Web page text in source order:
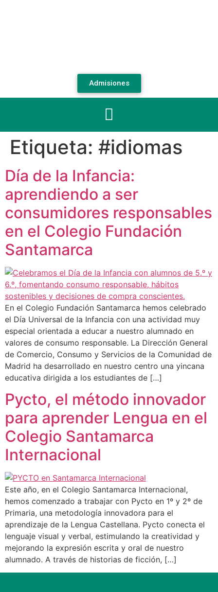
Admisiones
Etiqueta: #idiomas
Día de la Infancia:
aprendiendo a ser
consumidores responsables
en el Colegio Fundación
Santamarca
En el Colegio Fundación Santamarca hemos celebrado
el Día Universal de la Infancia con una actividad muy
especial orientada a educar a nuestro alumnado en
valores de consumo responsable. La Dirección General
de Comercio, Consumo y Servicios de la Comunidad de
Madrid ha desarrollado en nuestro centro una yincana
educativa dirigida a los estudiantes de […]
Pycto, el método innovador
para aprender Lengua en el
Colegio Santamarca
Internacional
Este año, en el Colegio Santamarca Internacional,
hemos comenzado a trabajar con Pycto en 1º y 2º de
Primaria, una metodología innovadora para el
aprendizaje de la Lengua Castellana. Pycto conecta el
lenguaje visual y verbal, estimulando la creatividad y
mejorando la expresión escrita y oral de nuestro
alumnado. A través de historias de ficción, […]